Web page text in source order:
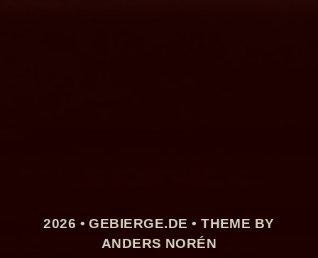
2026 •GEBIERGE.DE • THEME BY
ANDERS NORÉN